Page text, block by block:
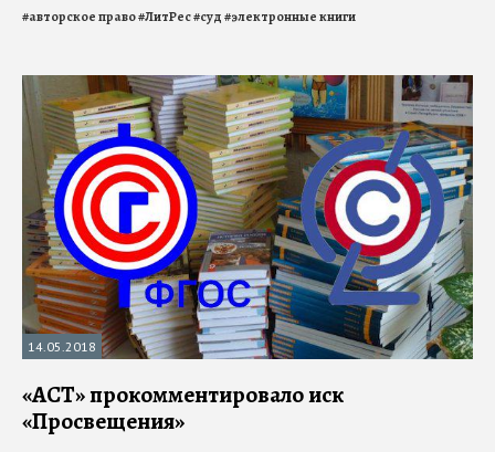
#авторское право#ЛитРес#суд#электронные книги
14.05.2018
«АСТ» прокомментировало иск
«Просвещения»